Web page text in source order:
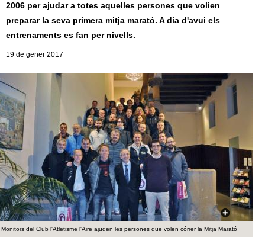
a
e
n
t
d
e
G
l
a
i
d
e
c
e
r
c
a
2006 per ajudar a totes aquelles persones que volien
preparar la seva primera mitja marató. A dia d'avui els
entrenaments es fan per nivells.
19 de gener 2017
Monitors del Club l'Atletisme l'Aire ajuden les persones que volen córrer la Mitja Marató